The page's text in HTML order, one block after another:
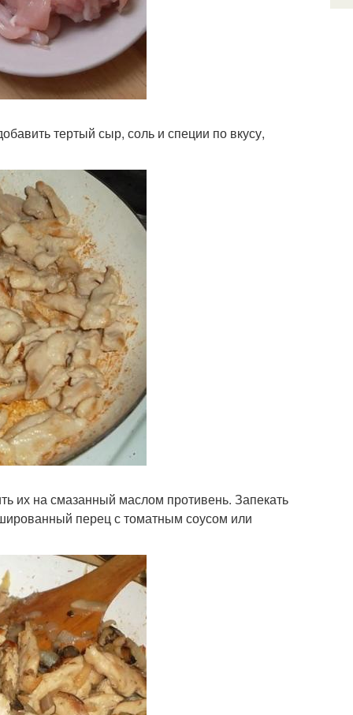
тертый сыр, соль и специи по вкусу,
их на смазанный маслом противень. Запекать
перец с томатным соусом или